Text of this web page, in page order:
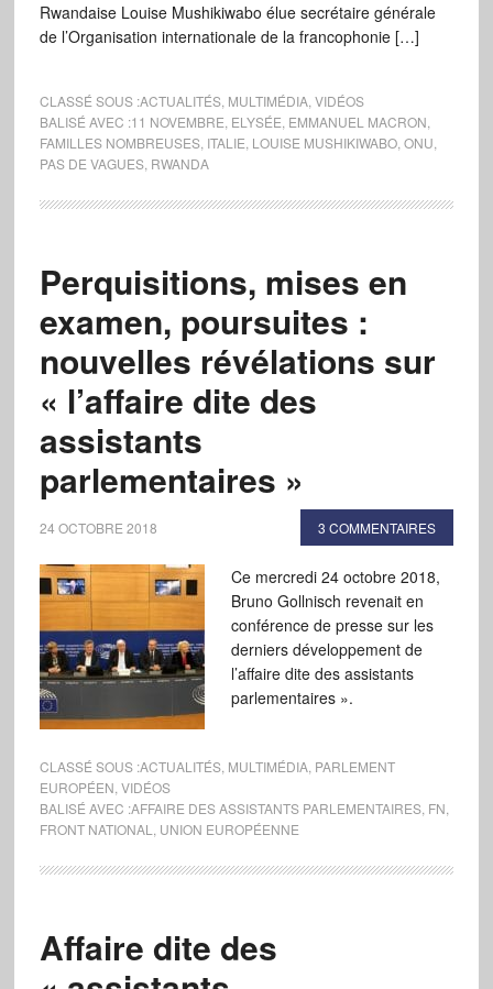
Rwandaise Louise Mushikiwabo élue secrétaire générale
de l’Organisation internationale de la francophonie […]
CLASSÉ SOUS :ACTUALITÉS, MULTIMÉDIA, VIDÉOS
BALISÉ AVEC :11 NOVEMBRE ELYSÉE EMMANUEL MACRON
FAMILLES NOMBREUSES, ITALIE LOUISE MUSHIKIWABO, ONU
PAS DE VAGUES, RWANDA
Perquisitions, mises en
examen, poursuites :
nouvelles révélations sur
« l’affaire dite des
assistants
parlementaires »
24 OCTOBRE 2018 3 COMMENTAIRES
Ce mercredi 24 octobre 2018,
Bruno Gollnisch revenait en
conférence de presse sur les
derniers développement de
l’affaire dite des assistants
parlementaires ».
CLASSÉ SOUS :ACTUALITÉS, MULTIMÉDIA, PARLEMENT
EUROPÉEN VIDÉOS
BALISÉ AVEC :AFFAIRE DES ASSISTANTS PARLEMENTAIRES, FN
FRONT NATIONAL
UNION EUROPÉENNE
Affaire dite des